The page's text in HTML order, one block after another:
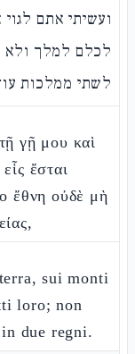
ועשיתי אתם
לכלם למלך ולא
לשתי ממלכות
γῇ μου καὶ
ἔσται
ἔθνη οὐδὲ μὴ
sui monti
loro; non
due regni.